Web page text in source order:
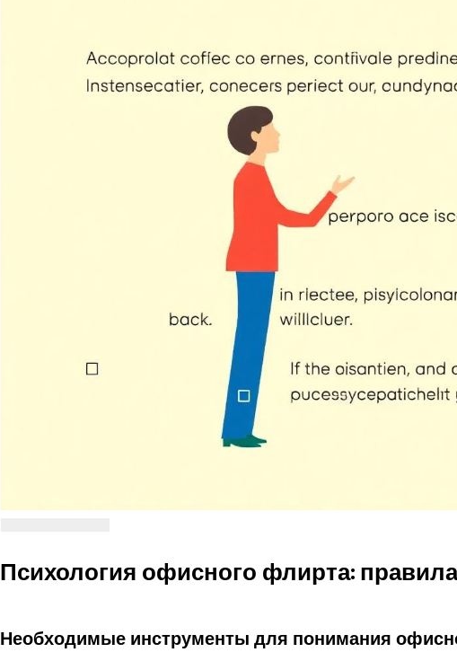
Психология офисного флирта:
Необходимые инструменты для понимания